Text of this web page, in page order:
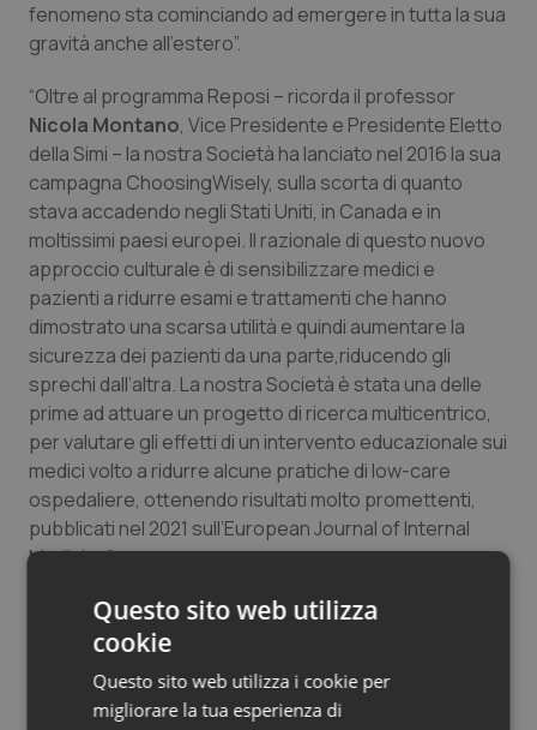
fenomeno sta cominciando ad emergere in tutta la sua
gravità anche all’estero”.
“Oltre al programma Reposi – ricorda il professor
Nicola Montano, Vice Presidente e Presidente Eletto
della Simi – la nostra Società ha lanciato nel 2016 la sua
campagna ChoosingWisely, sulla scorta di quanto
stava accadendo negli Stati Uniti, in Canada e in
moltissimi paesi europei. Il razionale di questo nuovo
approccio culturale è di sensibilizzare medici e
pazienti a ridurre esami e trattamenti che hanno
dimostrato una scarsa utilità e quindi aumentare la
sicurezza dei pazienti da una parte,riducendo gli
sprechi dall’altra. La nostra Società è stata una delle
prime ad attuare un progetto di ricerca multicentrico,
per valutare gli effetti di un intervento educazionale sui
medici volto a ridurre alcune pratiche di low-care
ospedaliere, ottenendo risultati molto promettenti,
pubblicati nel 2021 sull’European Journal of Internal
Medicine”.
Montano ricorda poi lo slogan less is more’ laciato da
Rita Redberg, direttore di JAMA Internal Medicine e
professore di cardiologia alla University of California,
San Francisco: “Uno slogan, pubblicato per la vita volta
Questo sito web utilizza
cookie
Questo sito web utilizza i cookie per
migliorare la tua esperienza di